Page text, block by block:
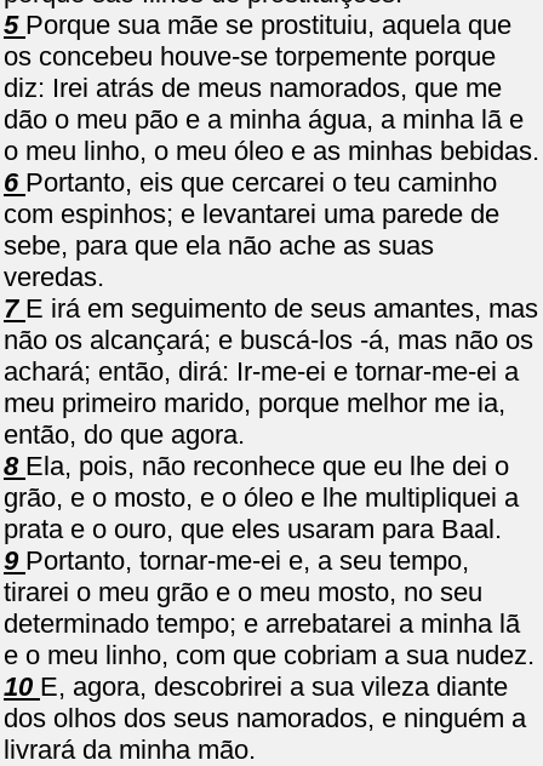
5 Porque sua mãe se prostituiu, aquela que
os concebeu houve-se torpemente porque
diz: Irei atrás de meus namorados, que me
dão o meu pão e a minha água, a minha lã e
o meu linho, o meu óleo e as minhas bebidas.
6 Portanto, eis que cercarei o teu caminho
com espinhos; e levantarei uma parede de
sebe, para que ela não ache as suas
veredas.
7 E irá em seguimento de seus amantes, mas
não os alcançará; e buscá-los -á, mas não os
achará; então, dirá: Ir-me-ei e tornar-me-ei a
meu primeiro marido, porque melhor me ia,
então, do que agora.
8 Ela, pois, não reconhece que eu lhe dei o
grão, e o mosto, e o óleo e lhe multipliquei a
prata e o ouro, que eles usaram para Baal.
9 Portanto, tornar-me-ei e, a seu tempo,
tirarei o meu grão e o meu mosto, no seu
determinado tempo; e arrebatarei a minha lã
e o meu linho, com que cobriam a sua nudez.
10 E, agora, descobrirei a sua vileza diante
dos olhos dos seus namorados, e ninguém a
livrará da minha mão.